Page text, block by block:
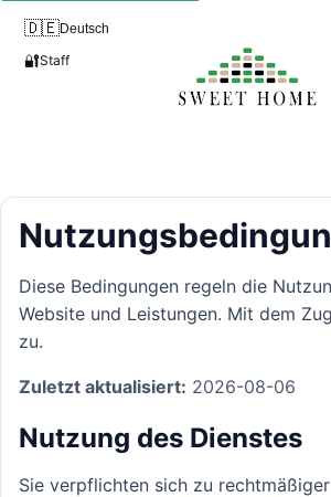
🇩🇪Deutsch
🔐Staff
Diese Bedingungen regeln die
Website und Leistungen. Mit dem
zu.
Zuletzt aktualisiert: 2026-08-06
Nutzung des Dienstes
Sie verpflichten sich zu